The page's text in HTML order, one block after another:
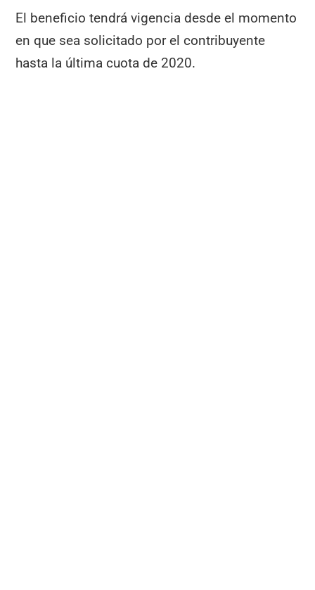
El beneficio tendrá vigencia desde el momento
en que sea solicitado por el contribuyente
hasta la última cuota de 2020.